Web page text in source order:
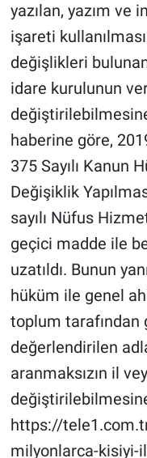
yazılan, yazım ve
işareti
değişlikleri
idare kurulunun
değiştirilebilmesine
haberine göre,
375 Sayılı Kanun
Değişiklik
sayılı Nüfus
geçici madde ile
uzatıldı. Bunun
hüküm ile genel
toplum tarafından
değerlendirilen
aranmaksızın il
https://
milyonlarca-kisiyi-
Haber
İlan
Kimdir
Koronavirüs
Kültür Sanat
Ne demişti
Nedir
Popüler
Programlar
Spor